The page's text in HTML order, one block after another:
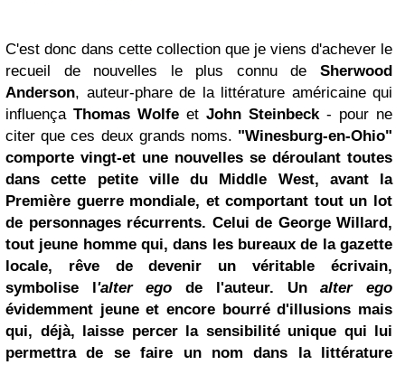
C'est donc dans cette collection que je viens d'achever le
recueil de nouvelles le plus connu de Sherwood
Anderson, auteur-phare de la littérature américaine qui
influença Thomas Wolfe et John Steinbeck- pour ne
citer que ces deux grands noms. "Winesburg-en-Ohio"
comporte vingt-et une nouvelles se déroulant toutes
dans cette petite ville du Middle West, avant la
Première guerre mondiale, et comportant tout un lot
de personnages récurrents. Celui de George Willard,
tout jeune homme qui, dans les bureaux de la gazette
locale, rêve de devenir un véritable écrivain,
symbolise l'alter ego de l'auteur. Unalter ego
évidemment jeune et encore bourré d'illusions mais
qui, déjà, laisse percer la sensibilité unique qui lui
permettra de se faire un nom dans la littérature